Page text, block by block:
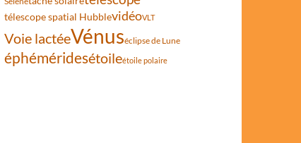
télescope spatial HubblevidéoVLT
Voie lactéeVénuséclipse de Lune
éphéméridesétoileétoile polaire